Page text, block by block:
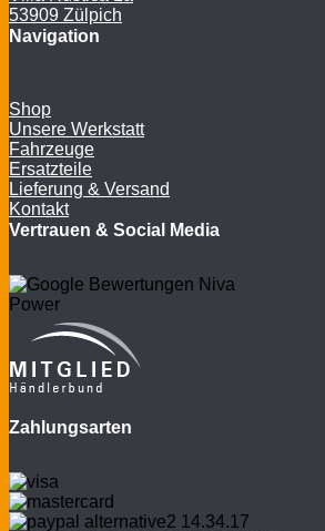
53909 Zülpich
Navigation
Shop
Unsere Werkstatt
Fahrzeuge
Ersatzteile
Lieferung & Versand
Kontakt
Vertrauen & Social Media
Zahlungsarten